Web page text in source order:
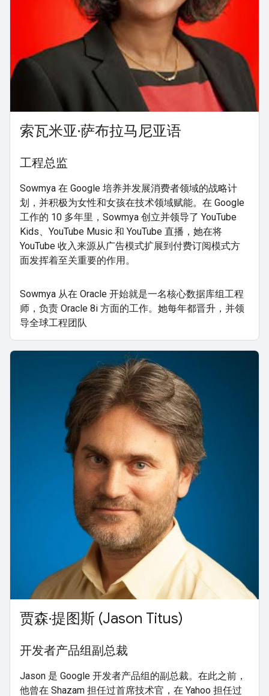
索瓦米亚·萨布拉马尼亚语
工程总监
Sowmya 在 Google 培养并发展消费者领域的战略计
划，并积极为女性和女孩在技术领域赋能。在 Google
工作的 10 多年里，Sowmya 创立并领导了 YouTube
Kids、YouTube Music 和 YouTube 直播，她在将
YouTube 收入来源从广告模式扩展到付费订阅模式方
面发挥着至关重要的作用。
Sowmya 从在 Oracle 开始就是一名核心数据库组工程
师，负责 Oracle 8i 方面的工作。她每年都晋升，并领
导全球工程团队
贾森·提图斯 (Jason Titus)
开发者产品组副总裁
Jason 是 Google 开发者产品组的副总裁。在此之前，
他曾在 Shazam 担任过首席技术官，在 Yahoo 担任过